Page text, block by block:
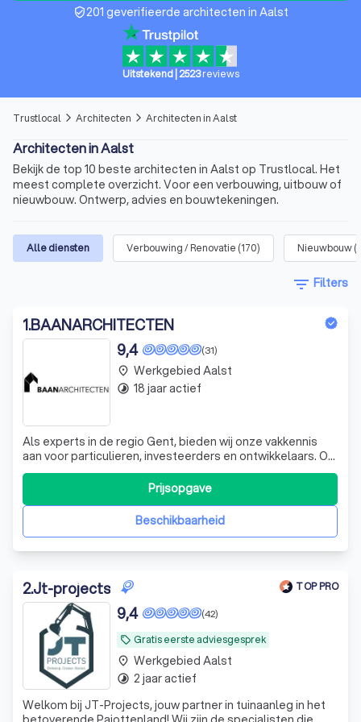
verified_user201 geverifieerde architecten in Aalst
Uitstekend| 2523 reviews
Trustlocal arrow_forward_ios Architecten arrow_forward_ios Architecten in Aalst
Architecten in Aalst
Bekijk de top 10 beste architecten in Aalst op Trustlocal. Het
meest complete overzicht. Voor een verbouwing, uitbouw of
nieuwbouw. Ontwerp, advies en bouwtekeningen.
Alle diensten Verbouwing / Renovatie (170) Nieuwbouw(
filter_list Filters
1.BAANARCHITECTEN
(31)
9,4
Als experts in de regio Gent, bieden wij onze vakkennis
aan voor particulieren, investeerders en ontwikkelaars. Of
het nu gaat om een woningaankoop, renovatie of
investeringsproject, wij staan klaar om u te ondersteunen.
Onze aanpak is grondig en persoonlijk: we beginnen met
een schets en werken dezBeschikbaarheid
Prijsopgave
place Werkgebied Aalst
timelapse 18 jaar actief
2.Jt-projects TOP PRO
local_offer Gratis eerste adviesgesprek
(42)
9,4
Welkom bij JT-Projects, jouw partner in tuinaanleg in het
place Werkgebied Aalst
timelapse 2 jaar actief